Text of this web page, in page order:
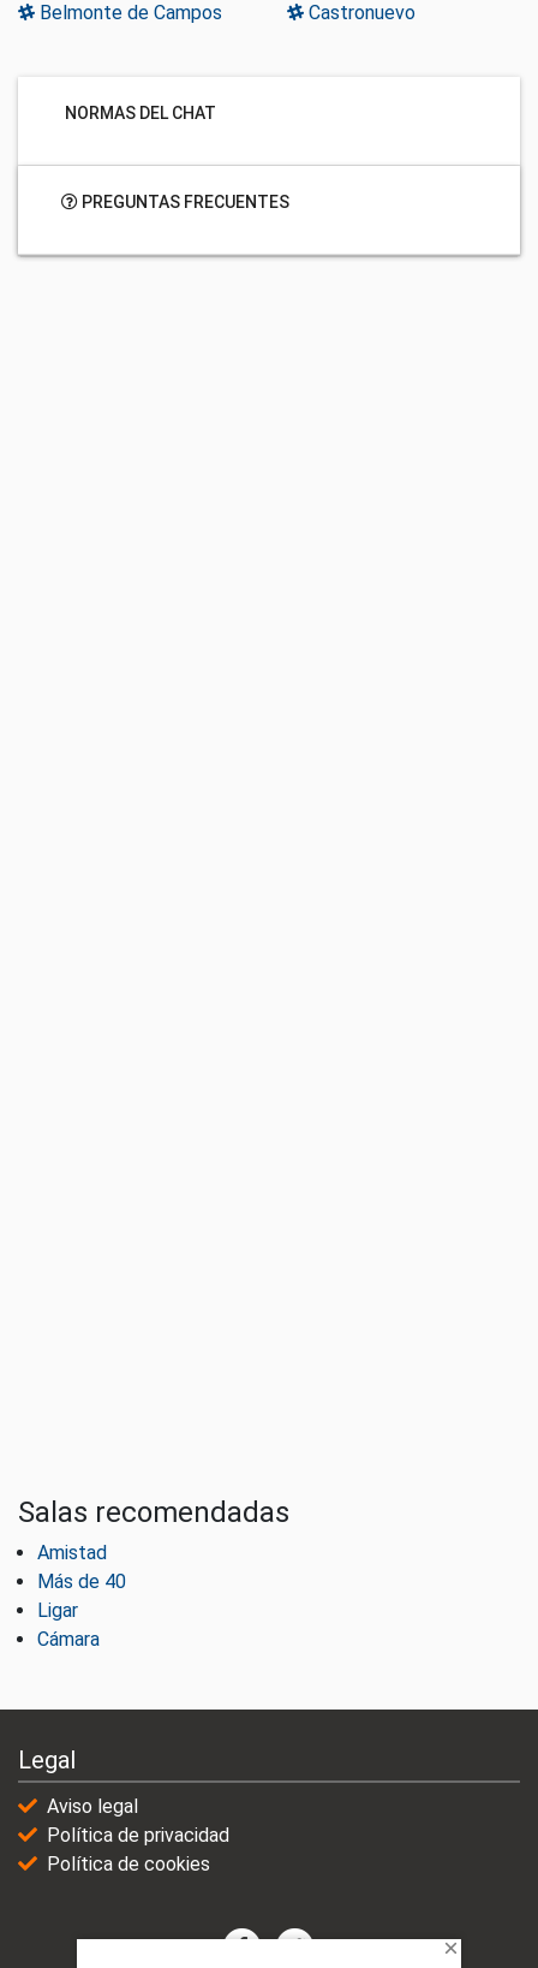
Belmonte de Campos Castronuevo
NORMAS DEL CHAT
PREGUNTAS FRECUENTES
Salas recomendadas
Amistad
Más de 40
Ligar
Cámara
Legal
Aviso legal
Política de privacidad
Política de cookies